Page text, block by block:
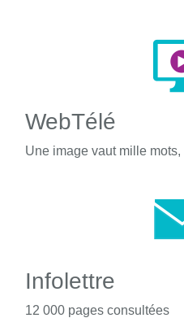
WebTélé
Une image vaut mille
Infolettre
12 000 pages consultées